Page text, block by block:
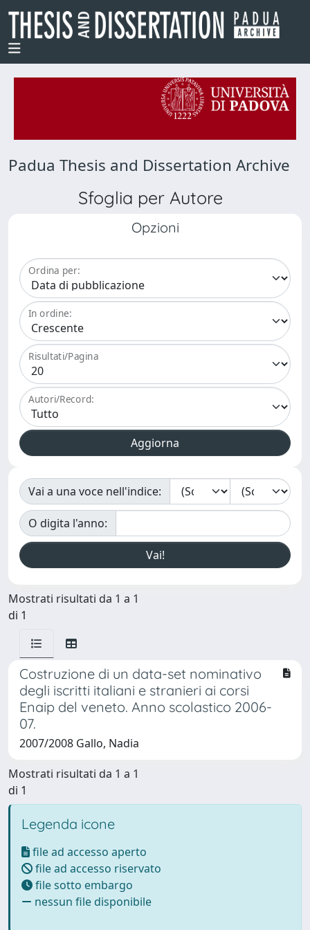
Padua Thesis and Dissertation Archive
Sfoglia per Autore
Opzioni
Ordina per:
In ordine:
Risultati/Pagina
Autori/Record:
Vai a una voce nell'indice:
O digita l'anno:
Mostrati risultati da 1 a 1
di 1
Costruzione di un data-set nominativo
degli iscritti italiani e stranieri ai corsi
Enaip del veneto. Anno scolastico 2006-
07.
2007/2008 Gallo, Nadia
Mostrati risultati da 1 a 1
di 1
Legenda icone
file ad accesso aperto
file ad accesso riservato
file sotto embargo
nessun file disponibile